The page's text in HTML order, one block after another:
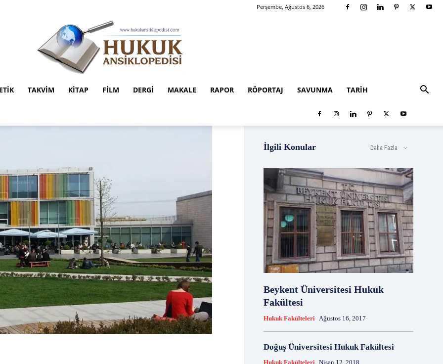
Perşembe, Ağustos 6, 2026
TAKVIM KITAP FILM DERGI MAKALE RAPOR RÖPORTAJ SAVUNMA TARIH
İlgili Konular Daha Fazla
Beykent Üniversitesi Hukuk
Fakültesi
Hukuk Fakülteleri Ağustos 16, 2017
Doğuş Üniversitesi Hukuk Fakültesi
Hukuk Fakülteleri Nisan 12, 2018